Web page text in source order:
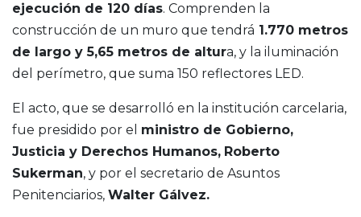
ejecución de 120 días. Comprenden la
construcción de un muro que tendrá 1.770 metros
de largo y 5,65 metros de altura, y la iluminación
del perímetro, que suma 150 reflectores LED.
El acto, que se desarrolló en la institución carcelaria,
fue presidido por el ministro de Gobierno,
Justicia y Derechos Humanos, Roberto
Sukerman, y por el secretario de Asuntos
Penitenciarios, Walter Gálvez.